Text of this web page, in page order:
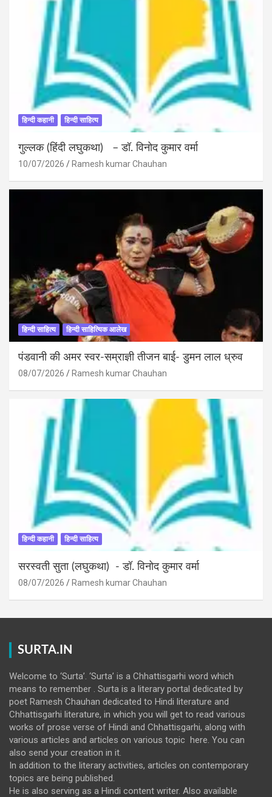
हिन्दी कहानी हिन्दी साहित्य
गुल्लक (हिंदी लघुकथा) – डॉ. विनोद कुमार वर्मा
10/07/2026 Ramesh kumar Chauhan
हिन्दी साहित्य हिन्दी साहित्यिक आलेख
पंडवानी की अमर स्वर-सम्राज्ञी तीजन बाई- डुमन लाल ध्रुव
08/07/2026 Ramesh kumar Chauhan
हिन्दी कहानी हिन्दी साहित्य
सरस्वती सुता (लघुकथा) ​- डॉ. विनोद कुमार वर्मा
08/07/2026 Ramesh kumar Chauhan
SURTA.IN
Welcome to ‘Surta’. ‘Surta’ is a Chhattisgarhi word which
means to remember . Surta is a literary portal dedicated by
poet Ramesh Chauhan dedicated to Hindi literature and
Chhattisgarhi literature, in which you will get to read various
works of prose verse of Hindi and Chhattisgarhi, along with
various articles and articles on various topic here. You can
also send your creation in it.
In addition to the literary activities, articles on contemporary
topics are being published.
He is also serving as a Hindi content writer. Also available